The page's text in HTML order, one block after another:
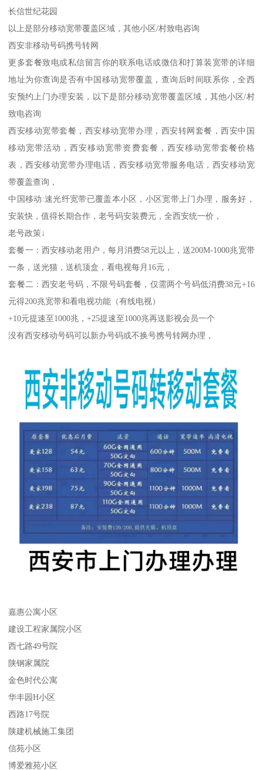
长信世纪花园
以上是部分移动宽带覆盖区域，其他小区/村致电咨询
西安非移动号码携号转网
更多套餐致电或私信留言你的联系电话或微信和打算装宽带的详细
地址为你查询是否有中国移动宽带覆盖，查询后时间联系你，全西
安预约上门办理安装，以下是部分移动宽带覆盖区域，其他小区/村
致电咨询
西安移动宽带套餐，西安移动宽带办理，西安转网套餐，西安中国
移动宽带活动，西安移动宽带资费套餐，西安移动宽带套餐价格
表，西安移动宽带办理电话，西安移动宽带服务电话，西安移动宽
带覆盖查询，
中国移动:速光纤宽带已覆盖本小区，小区宽带上门办理，服务好，
安装快，值得长期合作，老号码安装费元，全西安统一价，
老号政策↓
套餐一：西安移动老用户，每月消费58元以上，送200M-1000兆宽带
一条，送光猫，送机顶盒，看电视每月16元，
套餐二：西安老号码，不限号码套餐，仅需两个号码低消费38元+16
元得200兆宽带和看电视功能（有线电视）
+10元提速至1000兆，+25提速至1000兆再送影视会员一个
没有西安移动号码可以新办号码或不换号携号转网办理，
嘉惠公寓小区
建设工程家属院小区
西七路49号院
陕钢家属院
金色时代公寓
华丰园H小区
西路17号院
陕建机械施工集团
信苑小区
博爱雅苑小区